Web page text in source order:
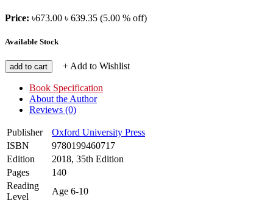
Price: ৳673.00 ৳ 639.35 (5.00 % off)
Available Stock
add to cart + Add to Wishlist
Book Specification
About the Author
Reviews (0)
Publisher
Oxford University Press
ISBN
9780199460717
Edition
2018, 35th Edition
Pages
140
Reading
Level
Age 6-10